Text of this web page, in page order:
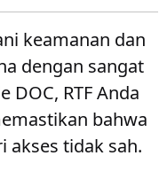
keamanan dan
dengan sangat
DOC, RTF Anda
bahwa
akses tidak sah.